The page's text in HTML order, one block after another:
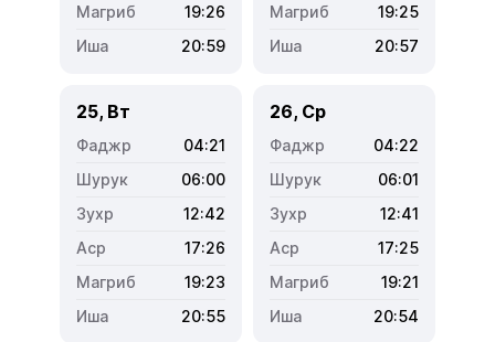
19:26
20:59
19:25
20:57
25, Вт
04:21
06:00
12:42
17:26
19:23
20:55
26, Ср
04:22
06:01
12:41
17:25
19:21
20:54